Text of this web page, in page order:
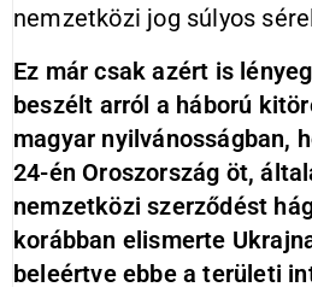
nemzetközi jog súlyos
Ez már csak azért is
beszélt arról a háború
magyar nyilvánosságban,
24-én Oroszország öt,
nemzetközi szerződést
korábban elismerte
beleértve ebbe a területi